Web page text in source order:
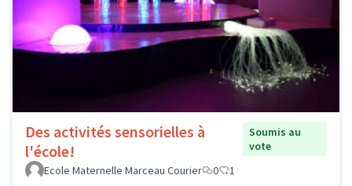
Des activités sensorielles à
l'école!
Soumis au
vote
Ecole Maternelle Marceau Courier
0 1